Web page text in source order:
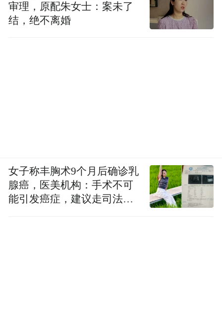
审理，原配朱女士：案未了
结，绝不离婚
女子称丰胸术9个月后确诊乳
腺癌，医美机构：手术不可
能引发癌症，建议走司法途